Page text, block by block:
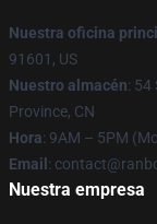
Nuestra oficina
91601, US
Nuestro almacén: 54
Province, CN
Hora: 9AM – 5PM
Email :
Nuestra empresa